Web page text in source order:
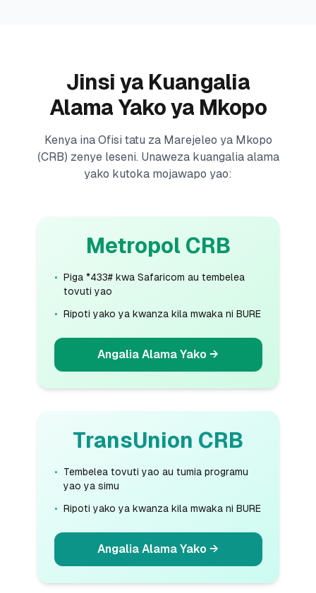
Jinsi ya Kuangalia
Alama Yako ya Mkopo
Kenya ina Ofisi tatu za Marejeleo ya Mkopo
(CRB) zenye leseni. Unaweza kuangalia alama
yako kutoka mojawapo yao:
Metropol CRB
• Piga *433# kwa Safaricom au tembelea
tovuti yao
• Ripoti yako ya kwanza kila mwaka ni BURE
Angalia Alama Yako →
TransUnion CRB
•
Tembelea tovuti yao au tumia programu
yao ya simu
• Ripoti yako ya kwanza kila mwaka ni BURE
Angalia Alama Yako →